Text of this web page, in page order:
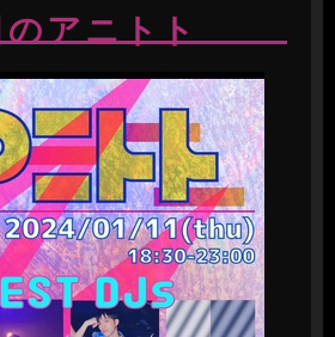
アニトト